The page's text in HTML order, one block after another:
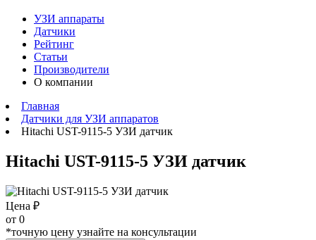
УЗИ аппараты
Датчики
Рейтинг
Статьи
Производители
О компании
Главная
Датчики для УЗИ аппаратов
Hitachi UST-9115-5 УЗИ датчик
Hitachi UST-9115-5 УЗИ датчик
Цена ₽
от 0
*точную цену узнайте на консультации